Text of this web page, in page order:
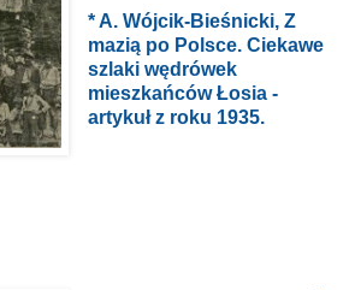
* A. Wójcik-Bieśnicki, Z
mazią po Polsce. Ciekawe
szlaki wędrówek
mieszkańców Łosia -
artykuł z roku 1935.